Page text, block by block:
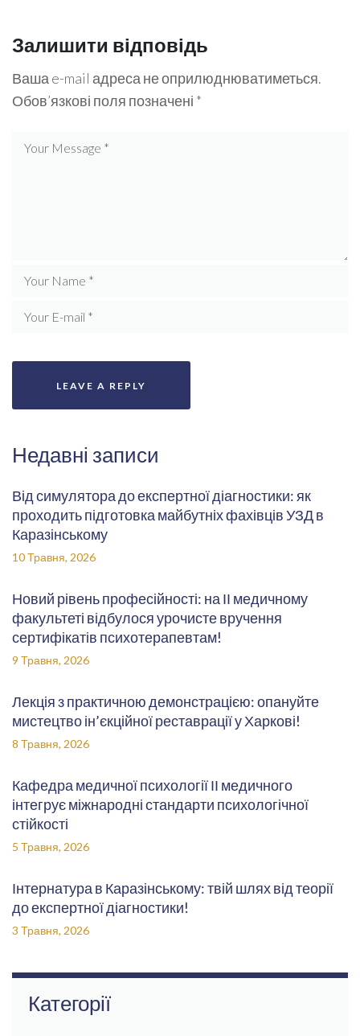
Залишити відповідь
Ваша e-mail адреса не оприлюднюватиметься.
Обов’язкові поля позначені *
Недавні записи
Від симулятора до експертної діагностики: як
проходить підготовка майбутніх фахівців УЗД в
Каразінському
10 Травня, 2026
Новий рівень професійності: на ІІ медичному
факультеті відбулося урочисте вручення
сертифікатів психотерапевтам!
9 Травня, 2026
Лекція з практичною демонстрацією: опануйте
мистецтво ін’єкційної реставрації у Харкові!
8 Травня, 2026
Кафедра медичної психології ІІ медичного
інтегрує міжнародні стандарти психологічної
стійкості
5 Травня, 2026
Інтернатура в Каразінському: твій шлях від теорії
до експертної діагностики!
3 Травня, 2026
Категорії